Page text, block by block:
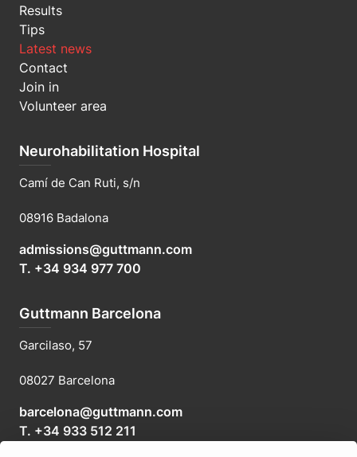
Results
Tips
Latest news
Contact
Join in
Volunteer area
Neurohabilitation Hospital
Camí de Can Ruti, s/n
08916 Badalona
admissions@guttmann.com
T. +34 934 977 700
Guttmann Barcelona
Garcilaso, 57
08027 Barcelona
barcelona@guttmann.com
T. +34 933 512 211